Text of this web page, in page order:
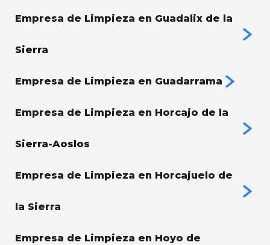
Empresa de Limpieza en Guadalix de la
Sierra
Empresa de Limpieza en Guadarrama
Empresa de Limpieza en Horcajo de la
Sierra-Aoslos
Empresa de Limpieza en Horcajuelo de
la Sierra
Empresa de Limpieza en Hoyo de